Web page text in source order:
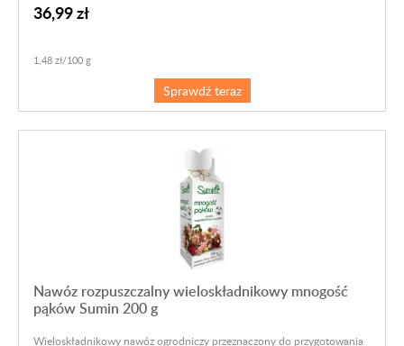
36,99 zł
1,48 zł/100 g
Sprawdź teraz
Nawóz rozpuszczalny wieloskładnikowy mnogość
pąków Sumin 200 g
Wieloskładnikowy nawóz ogrodniczy przeznaczony do przygotowania